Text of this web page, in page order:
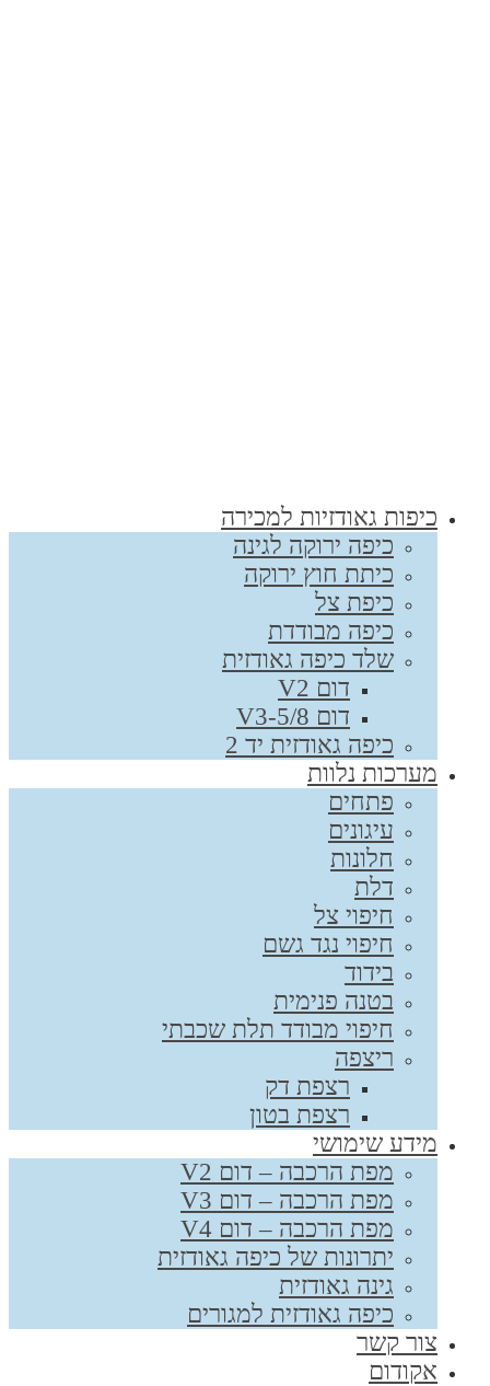
כיפות גאודזיות למכירה
כיפה ירוקה לגינה
כיתת חוץ ירוקה
כיפת צל
כיפה מבודדת
שלד כיפה גאודזית
דום V2
דום V3-5/8
כיפה גאודזית יד 2
מערכות נלוות
פתחים
עיגונים
חלונות
דלת
חיפוי צל
חיפוי נגד גשם
בידוד
בטנה פנימית
חיפוי מבודד תלת שכבתי
ריצפה
רצפת דק
רצפת בטון
מידע שימושי
מפת הרכבה – דום V2
מפת הרכבה – דום V3
מפת הרכבה – דום V4
יתרונות של כיפה גאודזית
גינה גאודזית
כיפה גאודזית למגורים
צור קשר
אקודום